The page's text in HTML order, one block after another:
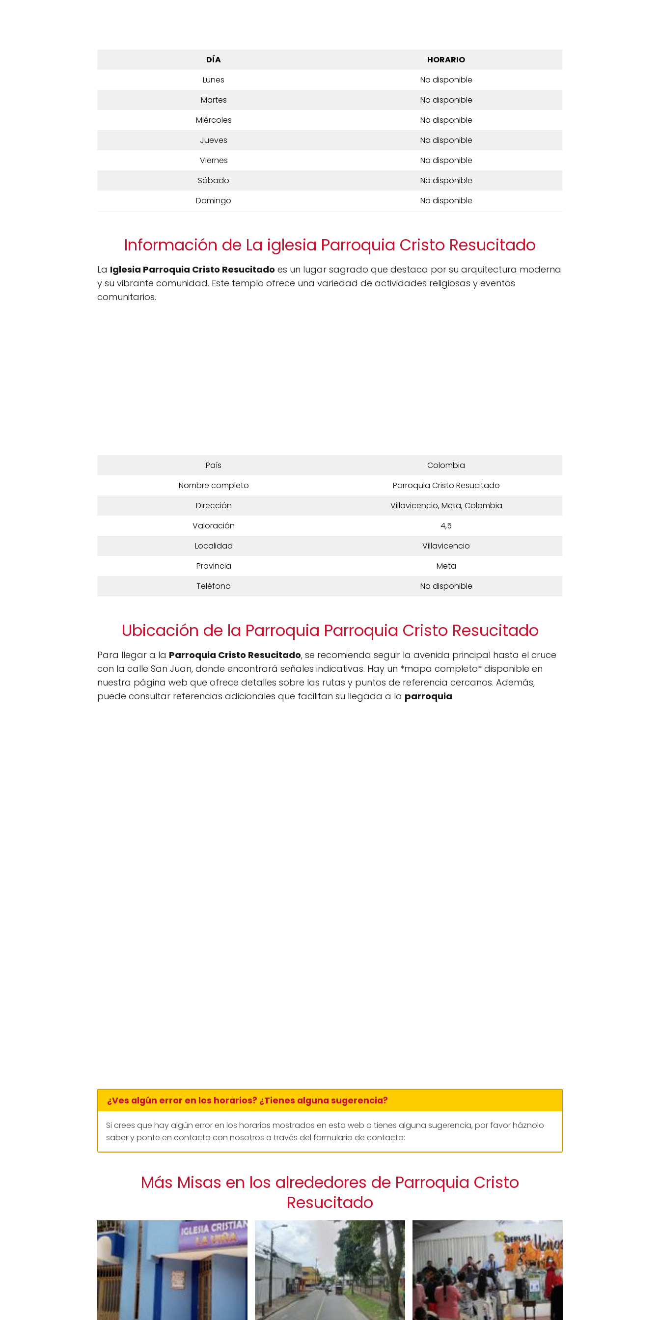
DÍA
HORARIO
Lunes
No disponible
Martes
No disponible
Miércoles
No disponible
Jueves
No disponible
Viernes
No disponible
Sábado
No disponible
Domingo
No disponible
Información de La iglesia Parroquia Cristo Resucitado
La Iglesia Parroquia Cristo Resucitado es un lugar sagrado que destaca por su arquitectura moderna
y su vibrante comunidad. Este templo ofrece una variedad de actividades religiosas y eventos
comunitarios.
País
Colombia
Nombre completo
Parroquia Cristo Resucitado
Dirección
Villavicencio, Meta, Colombia
Valoración
4,5
Localidad
Villavicencio
Provincia
Meta
Teléfono
No disponible
Ubicación de la Parroquia Parroquia Cristo Resucitado
Para llegar a la Parroquia Cristo Resucitado, se recomienda seguir la avenida principal hasta el cruce
con la calle San Juan, donde encontrará señales indicativas. Hay un *mapa completo* disponible en
nuestra página web que ofrece detalles sobre las rutas y puntos de referencia cercanos. Además,
puede consultar referencias adicionales que facilitan su llegada a la parroquia.
¿Ves algún error en los horarios? ¿Tienes alguna sugerencia?
Si crees que hay algún error en los horarios mostrados en esta web o tienes alguna sugerencia, por favor háznolo
saber y ponte en contacto con nosotros a través del formulario de contacto:
Más Misas en los alrededores de Parroquia Cristo
Resucitado